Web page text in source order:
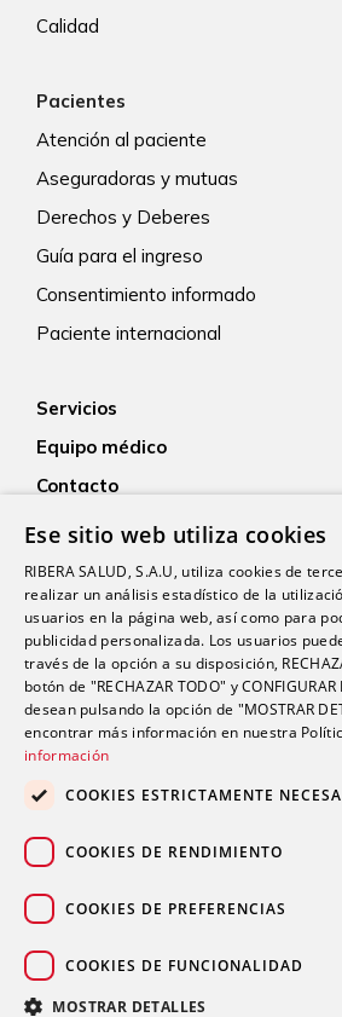
Calidad
Pacientes
Atención al paciente
Aseguradoras y mutuas
Derechos y Deberes
Guía para el ingreso
Consentimiento informado
Paciente internacional
Servicios
Equipo médico
Contacto
Empleo
Actualidad
Proveedor médico oficial del Real
Patrocinadores de Filarmónica de Gijón
Ese sitio web utiliza cookies
RIBERA SALUD, S.A.U, utiliza cookies de
realizar un análisis estadístico de la
usuarios en la página web, así como para
publicidad personalizada. Los usuarios
través de la opción a su disposición,
botón de "RECHAZAR TODO" y CONFIGURAR
desean pulsando la opción de "MOSTRAR
encontrar más información en nuestra
información
COOKIES ESTRICTAMENTE
COOKIES DE RENDIMIENTO
COOKIES DE PREFERENCIAS
COOKIES DE FUNCIONALIDAD
MOSTRAR DETALLES